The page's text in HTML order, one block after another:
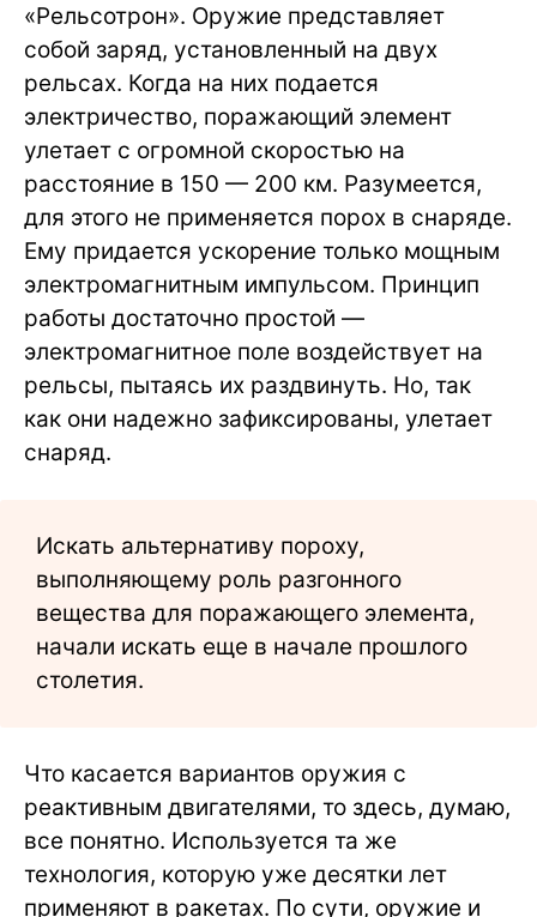
«Рельсотрон». Оружие представляет
собой заряд, установленный на двух
рельсах. Когда на них подается
электричество, поражающий элемент
улетает с огромной скоростью на
расстояние в 150 — 200 км. Разумеется,
для этого не применяется порох в снаряде.
Ему придается ускорение только мощным
электромагнитным импульсом. Принцип
работы достаточно простой —
электромагнитное поле воздействует на
рельсы, пытаясь их раздвинуть. Но, так
как они надежно зафиксированы, улетает
снаряд.
Искать альтернативу пороху,
выполняющему роль разгонного
вещества для поражающего элемента,
начали искать еще в начале прошлого
столетия.
Что касается вариантов оружия с
реактивным двигателями, то здесь, думаю,
все понятно. Используется та же
технология, которую уже десятки лет
применяют в ракетах. По сути, оружие и